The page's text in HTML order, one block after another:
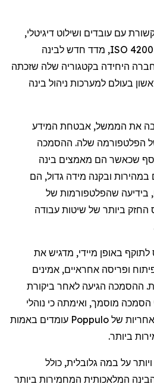
עם עובדים ושילוט דיגיטלי,
ISO
, מדד חדש לבינה
היחידה בקטגוריה שלה שזכתה
בעולם למערכות ניהול בינה
את הממשל, אבטחת המידע
הפלטפורמה שלה. ההסמכה
שכאשר הם מאמצים בינה
במהירות ובקנה מידה גדול, הם
, בידיעה שהפלטפורמות של
החזק ביותר של שיטות עבודה
לתוקף באופן מיידי, מדגיש את
ופריסה אחראיים, אמינים
. ההסמכה הגיעה לאחר ביקורת
הסמכה מוסמך, ואימתה כי נוהלי
של Poppulo עומדים באמות
ביותר.
ויותר על במה גלובלית, כולל
המלאכותית המחמירות ביותר